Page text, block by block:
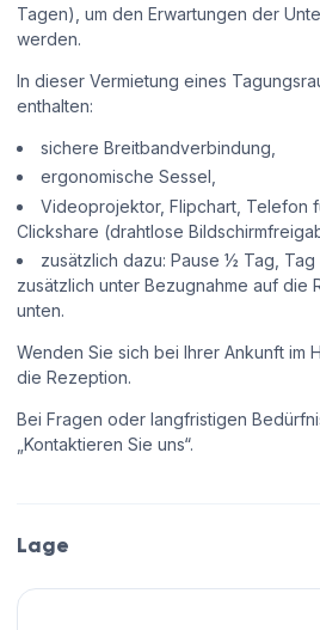
Tagen), um den Erwartungen der
werden.
In dieser Vermietung eines
enthalten:
sichere Breitbandverbindung,
ergonomische Sessel,
Videoprojektor, Flipchart, Telefon
Clickshare (drahtlose
zusätzlich dazu: Pause ½ Tag,
zusätzlich unter Bezugnahme auf die
unten.
Wenden Sie sich bei Ihrer Ankunft im
die Rezeption.
Bei Fragen oder langfristigen
„Kontaktieren Sie uns“.
Lage